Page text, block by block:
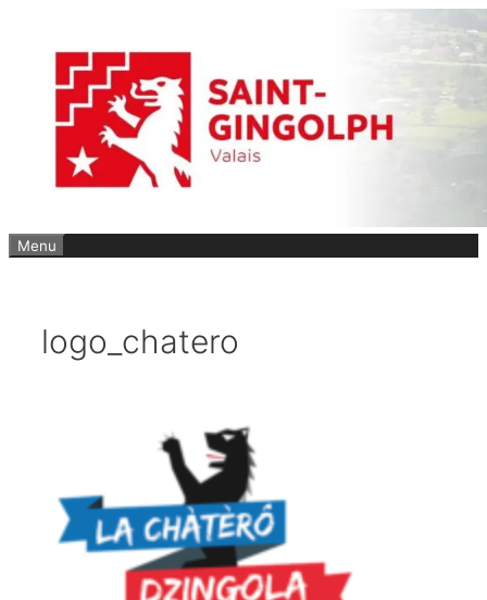
contenu
Menu
logo_chatero